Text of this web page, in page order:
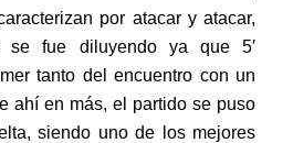
por atacar y atacar,
se fue diluyendo ya que 5′
tanto del encuentro con un
ahí en más, el partido se puso
siendo uno de los mejores